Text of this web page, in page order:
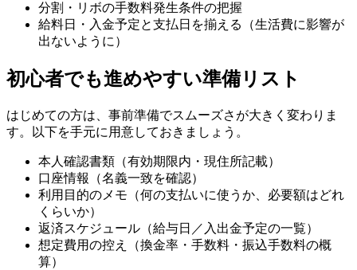
分割・リボの手数料発生条件の把握
給料日・入金予定と支払日を揃える（生活費に影響が
出ないように）
初心者でも進めやすい準備リスト
はじめての方は、事前準備でスムーズさが大きく変わりま
す。以下を手元に用意しておきましょう。
本人確認書類（有効期限内・現住所記載）
口座情報（名義一致を確認）
利用目的のメモ（何の支払いに使うか、必要額はどれ
くらいか）
返済スケジュール（給与日／入出金予定の一覧）
想定費用の控え（換金率・手数料・振込手数料の概
算）